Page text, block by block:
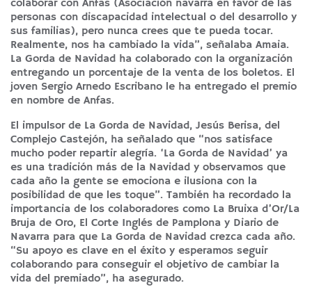
colaborar con Anfas (Asociación navarra en favor de las
personas con discapacidad intelectual o del desarrollo y
sus familias), pero nunca crees que te pueda tocar.
Realmente, nos ha cambiado la vida”, señalaba Amaia.
La Gorda de Navidad ha colaborado con la organización
entregando un porcentaje de la venta de los boletos. El
joven Sergio Arnedo Escribano le ha entregado el premio
en nombre de Anfas.
El impulsor de La Gorda de Navidad, Jesús Berisa, del
Complejo Castejón, ha señalado que “nos satisface
mucho poder repartir alegría. ‘La Gorda de Navidad’ ya
es una tradición más de la Navidad y observamos que
cada año la gente se emociona e ilusiona con la
posibilidad de que les toque”. También ha recordado la
importancia de los colaboradores como La Bruixa d’Or/La
Bruja de Oro, El Corte Inglés de Pamplona y Diario de
Navarra para que La Gorda de Navidad crezca cada año.
“Su apoyo es clave en el éxito y esperamos seguir
colaborando para conseguir el objetivo de cambiar la
vida del premiado”, ha asegurado.